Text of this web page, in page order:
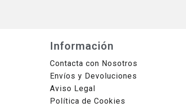
Información
Contacta con Nosotros
Envíos y Devoluciones
Aviso Legal
Política de Cookies